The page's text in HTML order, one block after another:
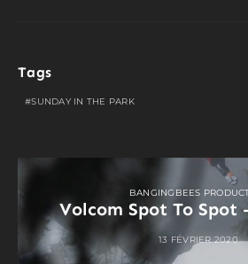
Tags
SUNDAY IN THE PARK
BANGINGBEES
Volcom Spot To Spot
13 FÉVRIER 2020